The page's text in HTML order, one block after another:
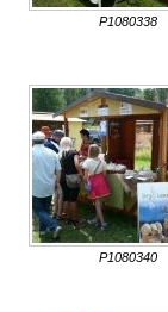
P1080338
P1080340